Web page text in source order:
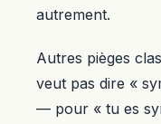
autrement.
Autres pièges
veut pas dire «
— pour « tu es